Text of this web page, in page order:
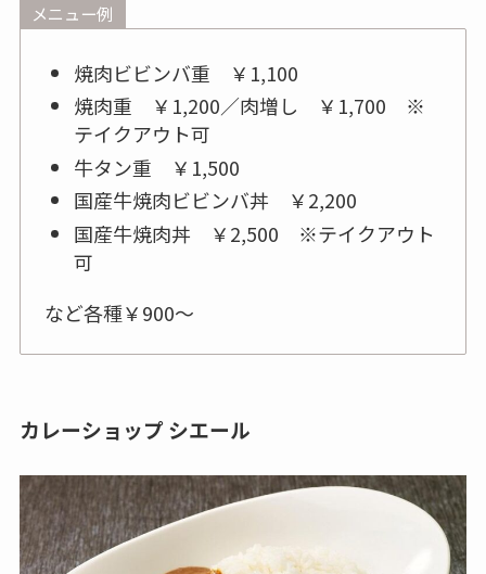
メニュー例
焼肉ビビンバ重 ￥1,100
焼肉重 ￥1,200／肉増し ￥1,700 ※
テイクアウト可
牛タン重 ￥1,500
国産牛焼肉ビビンバ丼 ￥2,200
国産牛焼肉丼 ￥2,500 ※テイクアウト
可
など各種￥900～
カレーショップ シエール